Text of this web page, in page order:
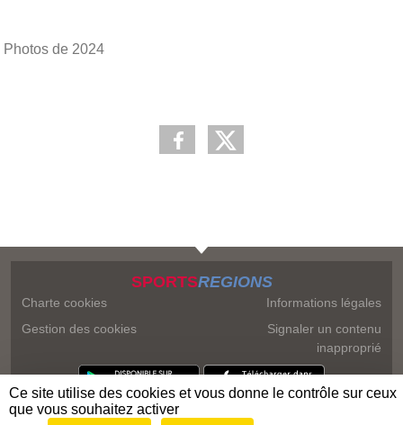
Photos de 2024
SPORTSREGIONS
Charte cookies
Gestion des cookies
Informations légales
Signaler un contenu
inapproprié
Ce site utilise des cookies et vous donne le contrôle sur ceux
que vous souhaitez activer